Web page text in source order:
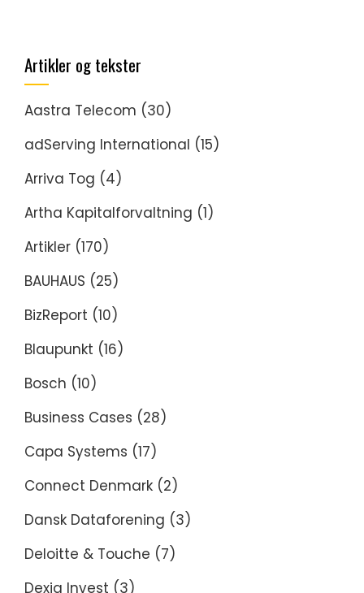
Artikler og tekster
Aastra Telecom (30)
adServing International (15)
Arriva Tog (4)
Artha Kapitalforvaltning (1)
Artikler (170)
BAUHAUS (25)
BizReport (10)
Blaupunkt (16)
Bosch (10)
Business Cases (28)
Capa Systems (17)
Connect Denmark (2)
Dansk Dataforening (3)
Deloitte & Touche (7)
Dexia Invest (3)